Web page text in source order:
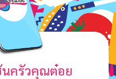
ครัวคุณต๋อย